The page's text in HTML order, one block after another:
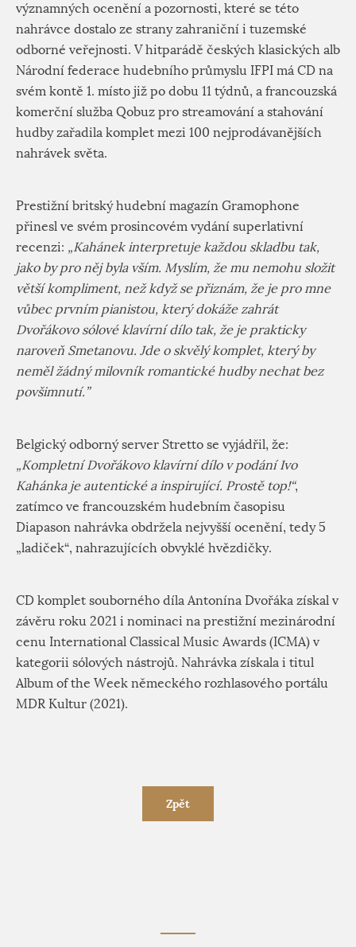
významných ocenění a pozornosti, které se této
nahrávce dostalo ze strany zahraniční i tuzemské
odborné veřejnosti. V hitparádě českých klasických alb
Národní federace hudebního průmyslu IFPI má CD na
svém kontě 1. místo již po dobu 11 týdnů, a francouzská
komerční služba Qobuz pro streamování a stahování
hudby zařadila komplet mezi 100 nejprodávanějších
nahrávek světa.
Prestižní britský hudební magazín Gramophone
přinesl ve svém prosincovém vydání superlativní
recenzi: „Kahánek interpretuje každou skladbu tak,
jako by pro něj byla vším. Myslím, že mu nemohu složit
větší kompliment, než když se přiznám, že je pro mne
vůbec prvním pianistou, který dokáže zahrát
Dvořákovo sólové klavírní dílo tak, že je prakticky
naroveň Smetanovu. Jde o skvělý komplet, který by
neměl žádný milovník romantické hudby nechat bez
povšimnutí.”
Belgický odborný server Stretto se vyjádřil, že:
„Kompletní Dvořákovo klavírní dílo v podání Ivo
Kahánka je autentické a inspirující. Prostě top!“,
zatímco ve francouzském hudebním časopisu
Diapason nahrávka obdržela nejvyšší ocenění, tedy 5
„ladiček“, nahrazujících obvyklé hvězdičky.
CD komplet souborného díla Antonína Dvořáka získal v
závěru roku 2021 i nominaci na prestižní mezinárodní
cenu International Classical Music Awards (ICMA) v
kategorii sólových nástrojů. Nahrávka získala i titul
Album of the Week německého rozhlasového portálu
MDR Kultur (2021).
Zpět